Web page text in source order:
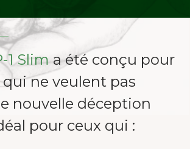
1 Slima été conçu pour
ne veulent pas
nouvelle déception
pour ceux qui :